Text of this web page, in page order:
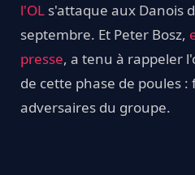
l'OL s'attaque aux Danois
septembre. Et Peter Bosz,
presse, a tenu à rappeler
de cette phase de poules
adversaires du groupe.